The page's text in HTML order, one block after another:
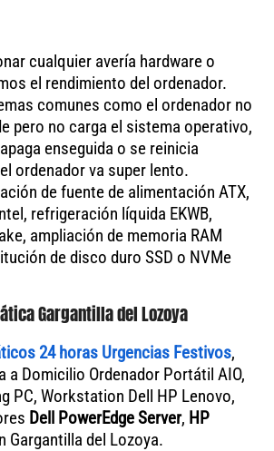
cualquier avería hardware o
el rendimiento del ordenador.
comunes como el ordenador no
pero no carga el sistema operativo,
enseguida o se reinicia
ordenador va super lento.
de fuente de alimentación ATX,
refrigeración líquida EKWB,
ampliación de memoria RAM
de disco duro SSD o NVMe
Gargantilla del Lozoya
24 horas Urgencias Festivos,
a Domicilio Ordenador Portátil AIO,
PC, Workstation Dell HP Lenovo,
Dell PowerEdge Server, HP
Gargantilla del Lozoya.